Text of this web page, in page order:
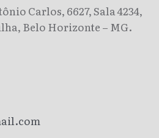
Carlos, 6627, Sala 4234,
Belo Horizonte – MG.